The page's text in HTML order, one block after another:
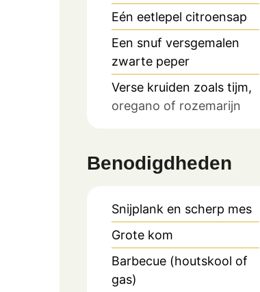
Eén eetlepel citroensap
Een snuf versgemalen
zwarte peper
Verse kruiden zoals tijm,
oregano of rozemarijn
Benodigdheden
Snijplank en scherp mes
Grote kom
Barbecue (houtskool of
gas)